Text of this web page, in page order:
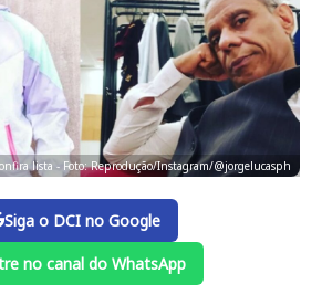
lista - Foto: Reprodução/Instagram/@jorgelucasph
Siga o DCI no Google
no canal do WhatsApp